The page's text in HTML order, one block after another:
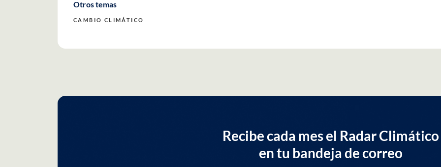
Otros temas
CAMBIO CLIMÁTICO
Recibe cada mes el Radar Climático
en tu bandeja de correo